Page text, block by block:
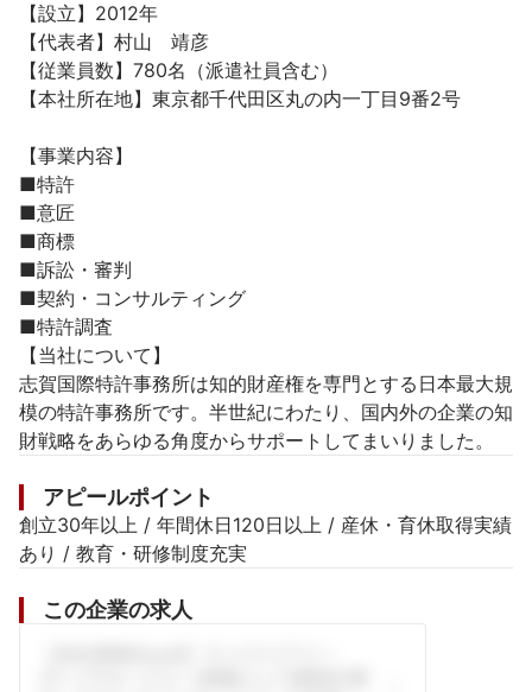
【設立】2012年
【代表者】村山　靖彦
【従業員数】780名（派遣社員含む）
【本社所在地】東京都千代田区丸の内一丁目9番2号
【事業内容】
■特許
■意匠
■商標
■訴訟・審判
■契約・コンサルティング
■特許調査
【当社について】
志賀国際特許事務所は知的財産権を専門とする日本最大規
模の特許事務所です。半世紀にわたり、国内外の企業の知
財戦略をあらゆる角度からサポートしてまいりました。
アピールポイント
創立30年以上 / 年間休日120日以上 / 産休・育休取得実績
あり / 教育・研修制度充実
この企業の求人